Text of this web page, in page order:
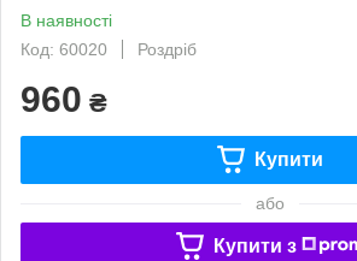
В наявності
Код: 60020
Роздріб
960 ₴
Купити
або
Купити з